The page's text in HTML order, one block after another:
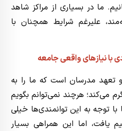
ما در بسیاری از مراکز شاهد
علیرغم شرایط همچنان با
با نیازهای واقعی جامعه
تعهد مدرسان است که ما را به
می‌کند؛ هرچند نمی‌توانم بگویم
با توجه به این توانمندی‌ها خیلی
یافت، اما این همراهی بسیار